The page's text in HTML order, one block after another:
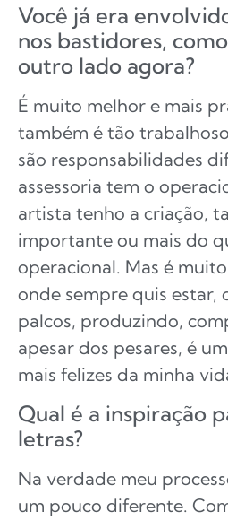
Você já era
nos bastidores,
outro lado agora?
É muito melhor e mais
também é tão
são responsabilidades
assessoria tem o
artista tenho a criação,
importante ou mais do
operacional. Mas é
onde sempre quis estar,
palcos, produzindo,
apesar dos pesares, é
mais felizes da minha
Qual é a inspiração
letras?
Na verdade meu
um pouco diferente.